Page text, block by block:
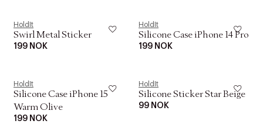
HoldIt
Swirl Metal Sticker
199 NOK
HoldIt
Silicone Case iPhone 14 Pro
199 NOK
HoldIt
Silicone Case iPhone 15
Warm Olive
199 NOK
HoldIt
Silicone Sticker Star Beige
99 NOK